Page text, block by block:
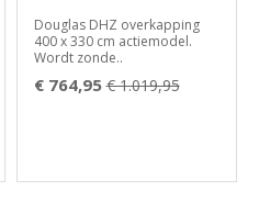
Douglas DHZ overkapping
400 x 330 cm actiemodel.
Wordt zonde..
€ 764,95 € 1.019,95